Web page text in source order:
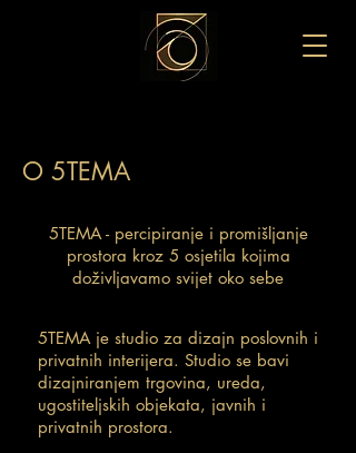
O 5TEMA
5TEMA - percipiranje i promišljanje
prostora kroz 5 osjetila kojima
doživljavamo svijet oko sebe
5TEMA je studio za dizajn poslovnih i
privatnih interijera. Studio se bavi
dizajniranjem trgovina, ureda,
ugostiteljskih objekata, javnih i
privatnih prostora.